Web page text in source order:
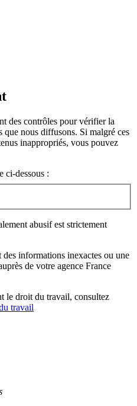
des contrôles pour vérifier la
nous diffusons. Si malgré ces
inappropriés, vous pouvez
ci-dessous :
abusif est strictement
des informations inexactes ou une
de votre agence France
le droit du travail, consultez
travail